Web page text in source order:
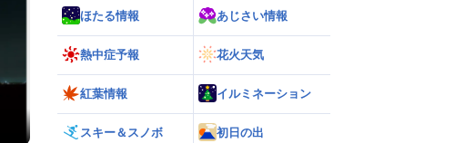
ほたる情報 あじさい情報
熱中症予報 花火天気
紅葉情報 イルミネーション
スキー＆スノボ 初日の出